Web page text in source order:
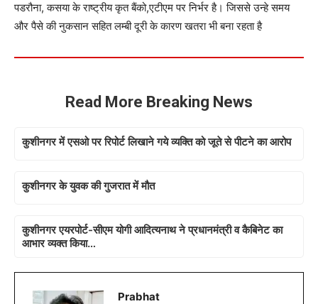
पडरौना, कसया के राष्ट्रीय कृत बैंको,एटीएम पर निर्भर है। जिससे उन्हे समय
और पैसे की नुकसान सहित लम्बी दूरी के कारण खतरा भी बना रहता है
Read More Breaking News
कुशीनगर में एसओ पर रिपोर्ट लिखाने गये व्यक्ति को जूते से पीटने का आरोप
कुशीनगर के युवक की गुजरात में मौत
कुशीनगर एयरपोर्ट-सीएम योगी आदित्यनाथ ने प्रधानमंत्री व कैबिनेट का
आभार व्यक्त किया…
Prabhat